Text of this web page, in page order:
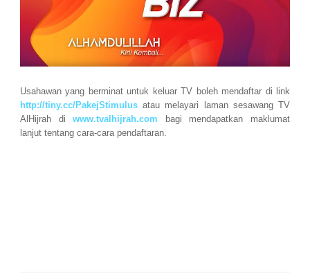
Usahawan yang berminat untuk keluar TV boleh mendaftar di link
http://tiny.cc/PakejStimulus atau melayari laman sesawang TV
AlHijrah diwww.tvalhijrah.com bagi mendapatkan maklumat
lanjut tentang cara-cara pendaftaran.